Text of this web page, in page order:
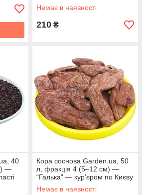
Немає в наявності
210 ₴
40
—
Кора соснова Garden.ua, 50
л, фракція 4 (5–12 см) —
“Галька” — кур’єром по Києву
і області
Немає в наявності